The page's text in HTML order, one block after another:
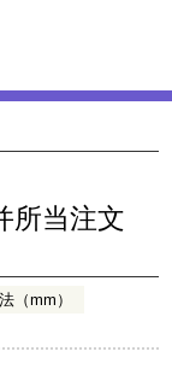
所当注文
（mm）